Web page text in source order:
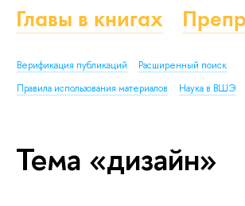
Главы в книгах
Верификация публикаций
Расширенный поиск
Правила использования материалов
Наука в ВШЭ
Тема «дизайн»